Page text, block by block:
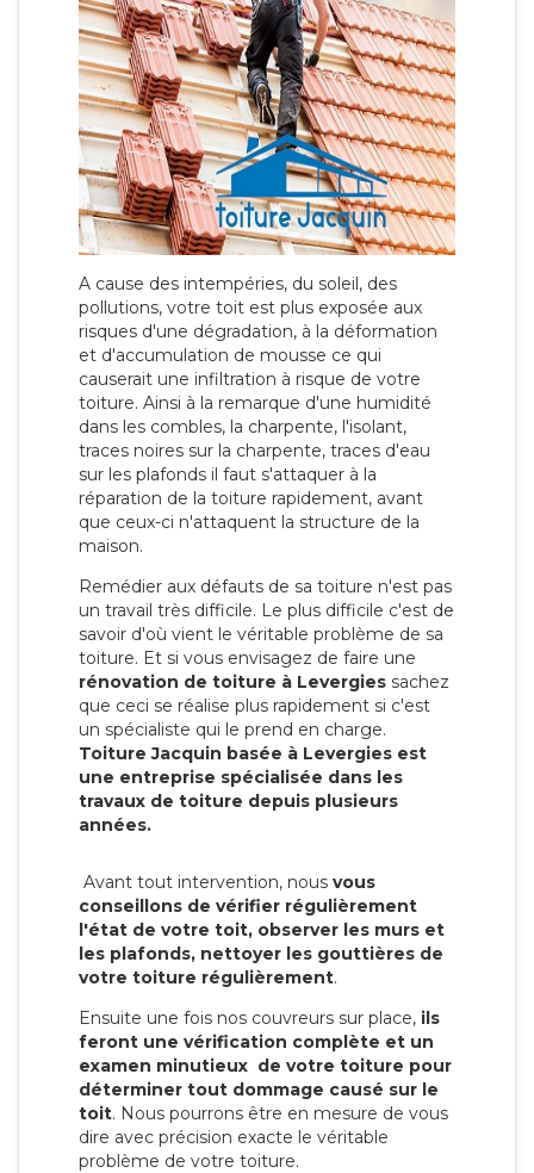
A cause des intempéries, du soleil, des
pollutions, votre toit est plus exposée aux
risques d'une dégradation, à la déformation
et d'accumulation de mousse ce qui
causerait une infiltration à risque de votre
toiture. Ainsi à la remarque d'une humidité
dans les combles, la charpente, l'isolant,
traces noires sur la charpente, traces d'eau
sur les plafonds il faut s'attaquer à la
réparation de la toiture rapidement, avant
que ceux-ci n'attaquent la structure de la
maison.
Remédier aux défauts de sa toiture n'est pas
un travail très difficile. Le plus difficile c'est de
savoir d'où vient le véritable problème de sa
toiture. Et si vous envisagez de faire une
rénovation de toiture à Levergies sachez
que ceci se réalise plus rapidement si c'est
un spécialiste qui le prend en charge.
Toiture Jacquin basée à Levergies est
une entreprise spécialisée dans les
travaux de toiture depuis plusieurs
années.
Avant tout intervention, nous vous
conseillons de vérifier régulièrement
l'état de votre toit, observer les murs et
les plafonds, nettoyer les gouttières de
votre toiture régulièrement.
Ensuite une fois nos couvreurs sur place, ils
feront une vérification complète et un
examen minutieux de votre toiture pour
déterminer tout dommage causé sur le
toit. Nous pourrons être en mesure de vous
dire avec précision exacte le véritable
problème de votre toiture.